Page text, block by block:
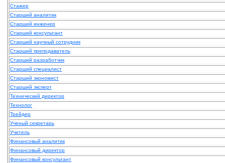
Стажер
Старший аналитик
Старший инженер
Старший консультант
Старший научный сотрудник
Старший преподаватель
Старший разработчик
Старший специалист
Старший экономист
Старший эксперт
Технический директор
Технолог
Трейдер
Ученый секретарь
Учитель
Финансовый аналитик
Финансовый директор
Финансовый консультант